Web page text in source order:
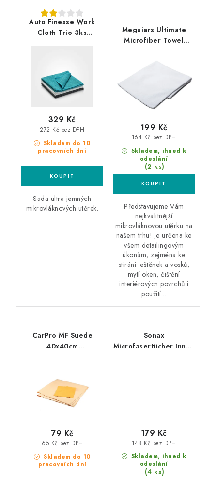
Auto Finesse Work
Cloth Trio 3ks
Skladem do 10
pracovních dní
272 Kč bez DPH
329 Kč
Sada ultra jemných
mikrovláknových utěrek.
Meguiars Ultimate
Microfiber Towel
mikrovláknová utěrka
Skladem, ihned k
odeslání
(2 ks)
164 Kč bez DPH
199 Kč
Představujeme Vám
nejkvalitnější
mikrovláknovou utěrku na
našem trhu! Je určena ke
všem detailingovým
úkonům, zejména ke
stírání leštěnek a vosků,
mytí oken, čištění
interiérových povrchů i
použití...
CarPro MF Suede
40x40cm
Skladem do 10
pracovních dní
65 Kč bez DPH
79 Kč
Sonax
Microfasertücher Innen
Skladem, ihned k
odeslání
(4 ks)
148 Kč bez DPH
179 Kč